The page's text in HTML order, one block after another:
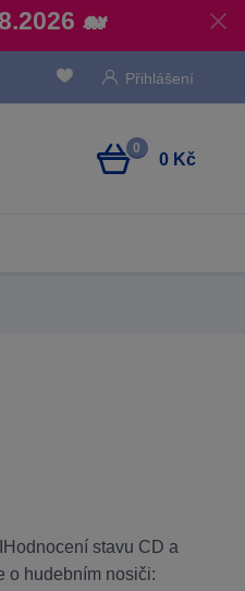
🐋
Přihlášení
0
0 Kč
stavu CD a
o hudebním nosiči: